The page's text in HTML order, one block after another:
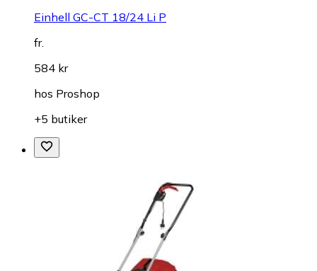
Einhell GC-CT 18/24 Li P
fr.
584 kr
hos Proshop
+5 butiker